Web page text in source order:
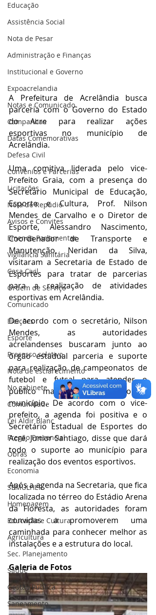
Educação
Assistência Social
Nota de Pesar
Administração e Finanças
Institucional e Governo
Expoacrelandia
Notas e Comunicado
Campanhas
Datas Comemorativas
Defesa Civil
Convênios e Parcerias
Licitações
Nota de Repúdio
Avisos e Convites
Emenda Parlamentar
Vigilância Sanitária
Casa Civil
Ordem de Serviço
Comunicado
Eleições
Esporte
Processo seletivo
Nota de esclarecimento
No gabinete
Comunidade
Lei Aldir Blanc
Pregão Presencial
Obras
Economia
SEMULHER
Homenagem
Educação e Cultura
Agricultura
Sec. Planejamento
Saúde
Gestão Pública
Saneamento
A Prefeitura de Acrelândia busca
parceria com o Governo do Estado
do Acre para realizar ações
esportivas no município de
Acrelândia.
Uma comitiva liderada pelo vice-
Prefeito Graia, com a presença do
Secretário Municipal de Educação,
Esporte e Cultura, Prof. Nilson
Mendes de Carvalho e o Diretor de
Esporte, Alessandro Nascimento,
Coordenador de Transporte e
Manutenção, Neridan da Silva,
visitaram a Secretaria de Estado de
Esportes para tratar de parcerias
para a realização de atividades
esportivas em Acrelândia.
De acordo com o secretário, Nilson
Mendes, as autoridades
acrelandenses buscaram junto ao
órgão estadual parceria e suporte
para realização de campeonatos de
futebol e futsal para atender o
público masculino e feminino no
município. De acordo com o vice-
prefeito, a agenda foi positiva e o
Secretário Estadual de Esportes do
Acre, Junior Santiago, disse que dará
todo o suporte ao município para
realização dos eventos esportivos.
Após a agenda na Secretaria, que fica
localizada no térreo do Estádio Arena
da Floresta, as autoridades foram
convidas a promoverem uma
caminhada para conhecer melhor as
instalações e a estrutura do local.
Galeria de Fotos